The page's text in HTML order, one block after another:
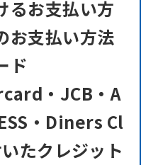
るお支払い方
お支払い方法
ド
・JCB・A
・Diners Cl
たクレジット